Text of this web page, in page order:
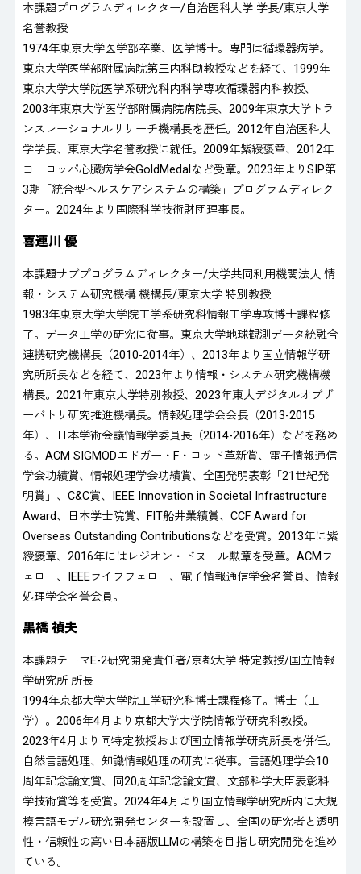
本課題プログラムディレクター/自治医科大学 学長/東京大学
名誉教授
1974年東京大学医学部卒業、医学博士。専門は循環器病学。
東京大学医学部附属病院第三内科助教授などを経て、1999年
東京大学大学院医学系研究科内科学専攻循環器内科教授、
2003年東京大学医学部附属病院病院長、2009年東京大学トラ
ンスレーショナルリサーチ機構長を歴任。2012年自治医科大
学学長、東京大学名誉教授に就任。2009年紫綬褒章、2012年
ヨーロッパ心臓病学会GoldMedalなど受章。2023年よりSIP第
3期「統合型ヘルスケアシステムの構築」プログラムディレク
ター。2024年より国際科学技術財団理事長。
喜連川 優
本課題サブプログラムディレクター/大学共同利用機関法人 情
報・システム研究機構 機構長/東京大学 特別教授
1983年東京大学大学院工学系研究科情報工学専攻博士課程修
了。データ工学の研究に従事。東京大学地球観測データ統融合
連携研究機構長（2010-2014年）、2013年より国立情報学研
究所所長などを経て、2023年より情報・システム研究機構機
構長。2021年東京大学特別教授、2023年東大デジタルオブザ
ーバトリ研究推進機構長。情報処理学会会長（2013-2015
年）、日本学術会議情報学委員長（2014-2016年）などを務め
る。ACM SIGMODエドガー・F・コッド革新賞、電子情報通信
学会功績賞、情報処理学会功績賞、全国発明表彰「21世紀発
明賞」、C&C賞、IEEE Innovation in Societal Infrastructure
Award、日本学士院賞、FIT船井業績賞、CCF Award for
Overseas Outstanding Contributionsなどを受賞。2013年に紫
綬褒章、2016年にはレジオン・ドヌール勲章を受章。ACMフ
ェロー、IEEEライフフェロー、電子情報通信学会名誉員、情報
処理学会名誉会員。
黒橋 禎夫
本課題テーマE-2研究開発責任者/京都大学 特定教授/国立情報
学研究所 所長
1994年京都大学大学院工学研究科博士課程修了。博士（工
学）。2006年4月より京都大学大学院情報学研究科教授。
2023年4月より同特定教授および国立情報学研究所長を併任。
自然言語処理、知識情報処理の研究に従事。言語処理学会10
周年記念論文賞、同20周年記念論文賞、文部科学大臣表彰科
学技術賞等を受賞。2024年4月より国立情報学研究所内に大規
模言語モデル研究開発センターを設置し、全国の研究者と透明
性・信頼性の高い日本語版LLMの構築を目指し研究開発を進め
ている。